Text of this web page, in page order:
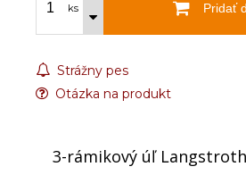
ks Pridať
Strážny pes
Otázka na produkt
3-rámikový úľ